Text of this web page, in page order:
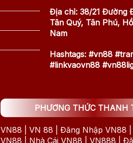
Địa chỉ: 38/21 Đường
Tân Quý, Tân Phú,
Nam
Hashtags: #vn88
#linkvaovn88
PHƯƠNG THỨC THANH
VN88 | VN 88 | Đăng Nhập VN88 |
VN88 | Nhà Cái VN88 | VN888 |